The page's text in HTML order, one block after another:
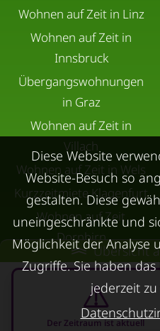
Übersicht
Der Zeitraum ist aktuell
Wohnen auf Zeit in Linz
Wohnen auf Zeit in
Innsbruck
Übergangswohnungen
in Graz
Wohnen auf Zeit in
Villach
Wohnen auf Zeit in Wels
Kurzzeitmiete Klagenfurt
Wohnen auf Zeit
Dornbirn
Kurzzeitmiete
Deutschland
RUND UMS
VERMIETEN
Diese Website
Website-Besuch so
gestalten. Diese
uneingeschränkte und
Möglichkeit der Analyse
Zugriffe. Sie haben
jederzeit